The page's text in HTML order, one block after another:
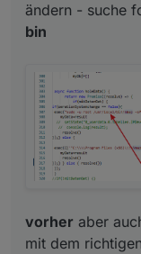
vorher
ändern - suche
bin
vorher aber
mit dem